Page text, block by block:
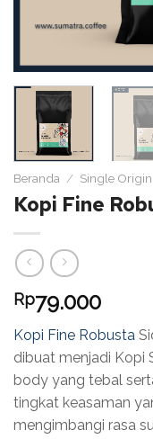
Beranda / Single Origin
Kopi Fine
Rp79.000
Kopi Fine Robusta
dibuat menjadi Kopi
body yang tebal
tingkat keasaman
mengimbangi rasa